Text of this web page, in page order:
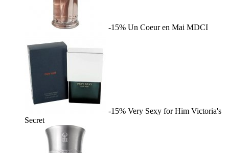
-15% Un Coeur en Mai MDCI
-15% Very Sexy for Him Victoria's
Secret